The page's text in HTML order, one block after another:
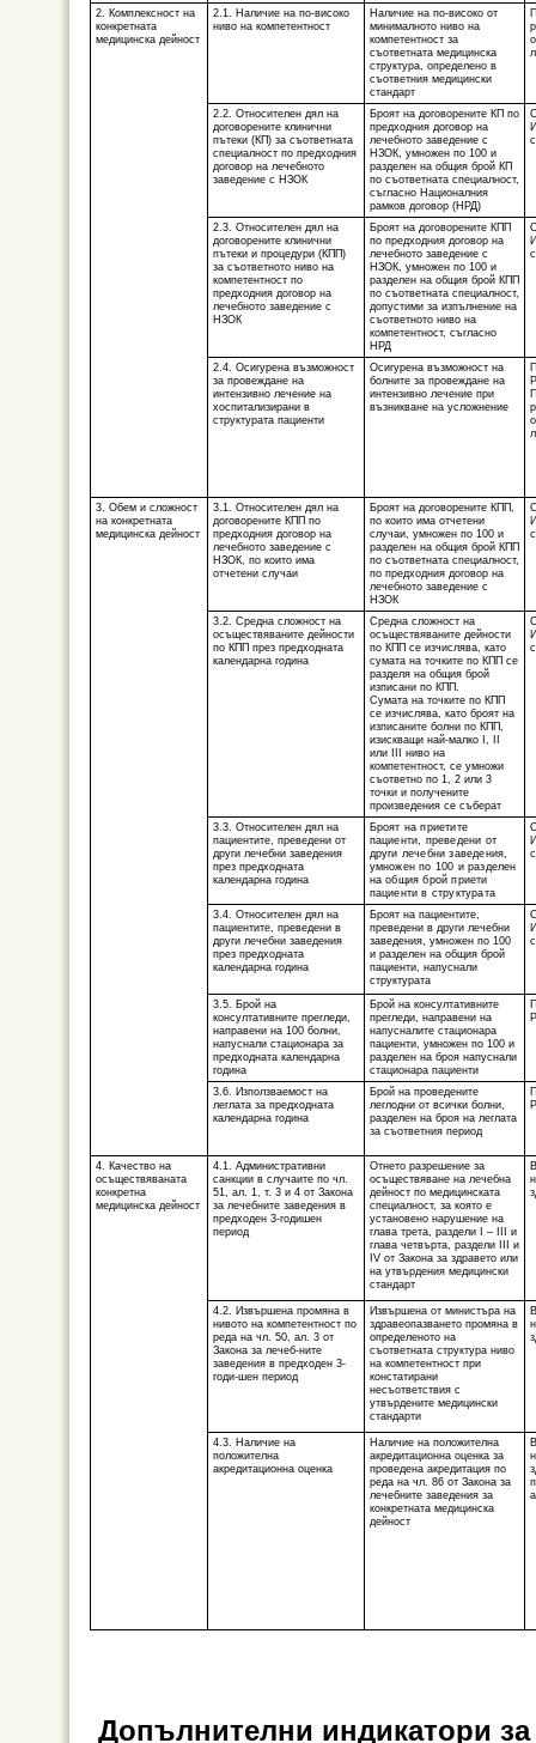
2. Комплексност на
конкретната
медицинска дейност
2.1. Наличие на по-високо
ниво на компетентност
Наличие на по-високо от
минималното ниво на
компетентност за
съответната медицинска
структура, определено в
съответния медицински
стандарт
2.2. Относителен дял на
договорените клинични
пътеки (КП) за съответната
специалност по предходния
договор на лечебното
заведение с НЗОК
Броят на договорените КП по
предходния договор на
лечебното заведение с
НЗОК, умножен по 100 и
разделен на общия брой КП
по съответната специалност,
съгласно Националния
рамков договор (НРД)
2.3. Относителен дял на
договорените клинични
пътеки и процедури (КПП)
за съответното ниво на
компетентност по
предходния договор на
лечебното заведение с
НЗОК
Броят на договорените КПП
по предходния договор на
лечебното заведение с
НЗОК, умножен по 100 и
разделен на общия брой КПП
по съответната специалност,
допустими за изпълнение на
съответното ниво на
компетентност, съгласно
НРД
2.4. Осигурена възможност
за провеждане на
интензивно лечение на
хоспитализирани в
структурата пациенти
Осигурена възможност на
болните за провеждане на
интензивно лечение при
възникване на усложнение
3. Обем и сложност
на конкретната
медицинска дейност
3.1. Относителен дял на
договорените КПП по
предходния договор на
лечебното заведение с
НЗОК, по които има
отчетени случаи
Броят на договорените КПП,
по които има отчетени
случаи, умножен по 100 и
разделен на общия брой КПП
по съответната специалност,
по предходния договор на
лечебното заведение с
НЗОК
3.2. Средна сложност на
осъществяваните дейности
по КПП през предходната
календарна година
Средна сложност на
осъществяваните дейности
по КПП се изчислява, като
сумата на точките по КПП се
разделя на общия брой
изписани по КПП.
Сумата на точките по КПП
се изчислява, като броят на
изписаните болни по КПП,
изискващи най-малко I, II
или III ниво на
компетентност, се умножи
съответно по 1, 2 или 3
точки и получените
произведения се съберат
3.3. Относителен дял на
пациентите, преведени от
други лечебни заведения
през предходната
календарна година
Броят на приетите
пациенти, преведени от
други лечебни заведения,
умножен по 100 и разделен
на общия брой приети
пациенти в структурата
3.4. Относителен дял на
пациентите, преведени в
други лечебни заведения
през предходната
календарна година
Броят на пациентите,
преведени в други лечебни
заведения, умножен по 100
и разделен на общия брой
пациенти, напуснали
структурата
3.5. Брой на
консултативните прегледи,
направени на 100 болни,
напуснали стационара за
предходната календарна
година
Брой на консултативните
прегледи, направени на
напусналите стационара
пациенти, умножен по 100 и
разделен на броя напуснали
стационара пациенти
3.6. Използваемост на
леглата за предходната
календарна година
Брой на проведените
леглодни от всички болни,
разделен на броя на леглата
за съответния период
4. Качество на
осъществяваната
конкретна
медицинска дейност
4.1. Административни
санкции в случаите по чл.
51, ал. 1, т. 3 и 4 от Закона
за лечебните заведения в
предходен 3-годишен
период
Отнето разрешение за
осъществяване на лечебна
дейност по медицинската
специалност, за която е
установено нарушение на
глава трета, раздели I – III и
глава четвърта, раздели III и
IV от Закона за здравето или
на утвърдения медицински
стандарт
4.2. Извършена промяна в
нивото на компетентност по
реда на чл. 50, ал. 3 от
Закона за лечеб-ните
заведения в предходен 3-
годи-шен период
Извършена от министъра на
здравеопазването промяна в
определеното на
съответната структура ниво
на компетентност при
констатирани
несъответствия с
утвърдените медицински
стандарти
4.3. Наличие на
положителна
акредитационна оценка
Наличие на положителна
акредитационна оценка за
проведена акредитация по
реда на чл. 86 от Закона за
лечебните заведения за
конкретната медицинска
дейност
Допълнителни индикатори